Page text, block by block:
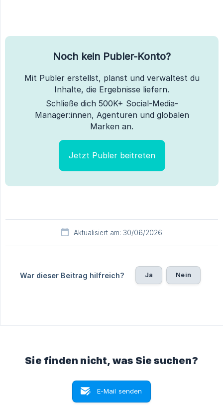
Noch kein Publer-Konto?
Mit Publer erstellst, planst und verwaltest du
Inhalte, die Ergebnisse liefern.
Schließe dich 500K+ Social-Media-
Manager:innen, Agenturen und globalen
Marken an.
Jetzt Publer beitreten
Aktualisiert am: 30/06/2026
War dieser Beitrag hilfreich? Ja Nein
Sie finden nicht, was Sie suchen?
E-Mail senden